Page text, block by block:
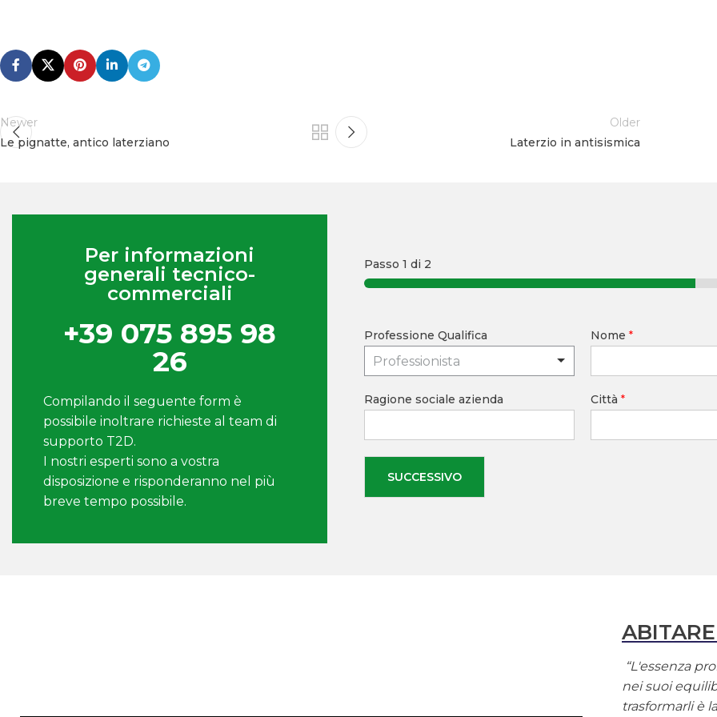
Newer
Le pignatte, antico laterziano
Older
Laterzio in antisismica
Per informazioni
generali tecnico-
commerciali
+39 075 895 98
26
Compilando il seguente form è
possibile inoltrare richieste al team di
supporto T2D.
I nostri esperti sono a vostra
disposizione e risponderanno nel più
breve tempo possibile.
Passo1 di 2
Professione Qualifica
Professionista
Nome *
Ragione sociale azienda Città *
SUCCESSIVO
“L'essenza
nei suoi
trasformarli è